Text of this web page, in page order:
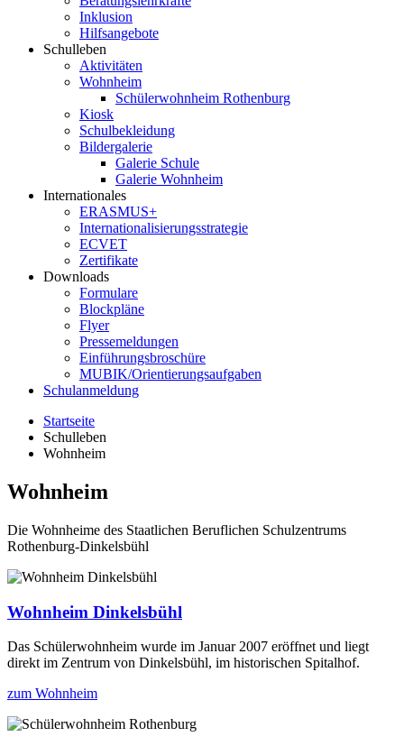
Inklusion
Hilfsangebote
Schulleben
Aktivitäten
Wohnheim
Schülerwohnheim Rothenburg
Kiosk
Schulbekleidung
Bildergalerie
Galerie Schule
Galerie Wohnheim
Internationales
ERASMUS+
Internationalisierungsstrategie
ECVET
Zertifikate
Downloads
Formulare
Blockpläne
Flyer
Pressemeldungen
Einführungsbroschüre
MUBIK/Orientierungsaufgaben
Schulanmeldung
Startseite
Schulleben
Wohnheim
Wohnheim
Die Wohnheime des Staatlichen Beruflichen Schulzentrums
Rothenburg-Dinkelsbühl
Wohnheim Dinkelsbühl
Das Schülerwohnheim wurde im Januar 2007 eröffnet und liegt
direkt im Zentrum von Dinkelsbühl, im historischen Spitalhof.
zum Wohnheim